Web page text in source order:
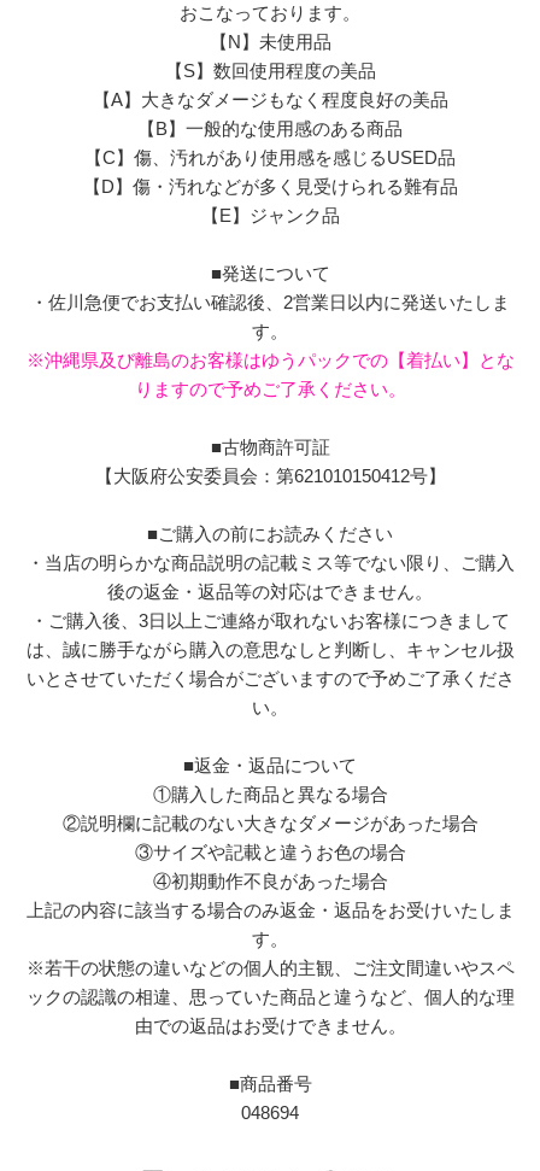
おこなっております。
【N】未使用品
【S】数回使用程度の美品
【A】大きなダメージもなく程度良好の美品
【B】一般的な使用感のある商品
【C】傷、汚れがあり使用感を感じるUSED品
【D】傷・汚れなどが多く見受けられる難有品
【E】ジャンク品
■発送について
・佐川急便でお支払い確認後、2営業日以内に発送いたしま
す。
※沖縄県及び離島のお客様はゆうパックでの【着払い】とな
りますので予めご了承ください。
■古物商許可証
【大阪府公安委員会：第621010150412号】
■ご購入の前にお読みください
・当店の明らかな商品説明の記載ミス等でない限り、ご購入
後の返金・返品等の対応はできません。
・ご購入後、3日以上ご連絡が取れないお客様につきまして
は、誠に勝手ながら購入の意思なしと判断し、キャンセル扱
いとさせていただく場合がございますので予めご了承くださ
い。
■返金・返品について
①購入した商品と異なる場合
②説明欄に記載のない大きなダメージがあった場合
③サイズや記載と違うお色の場合
④初期動作不良があった場合
上記の内容に該当する場合のみ返金・返品をお受けいたしま
す。
※若干の状態の違いなどの個人的主観、ご注文間違いやスペ
ックの認識の相違、思っていた商品と違うなど、個人的な理
由での返品はお受けできません。
■商品番号
048694